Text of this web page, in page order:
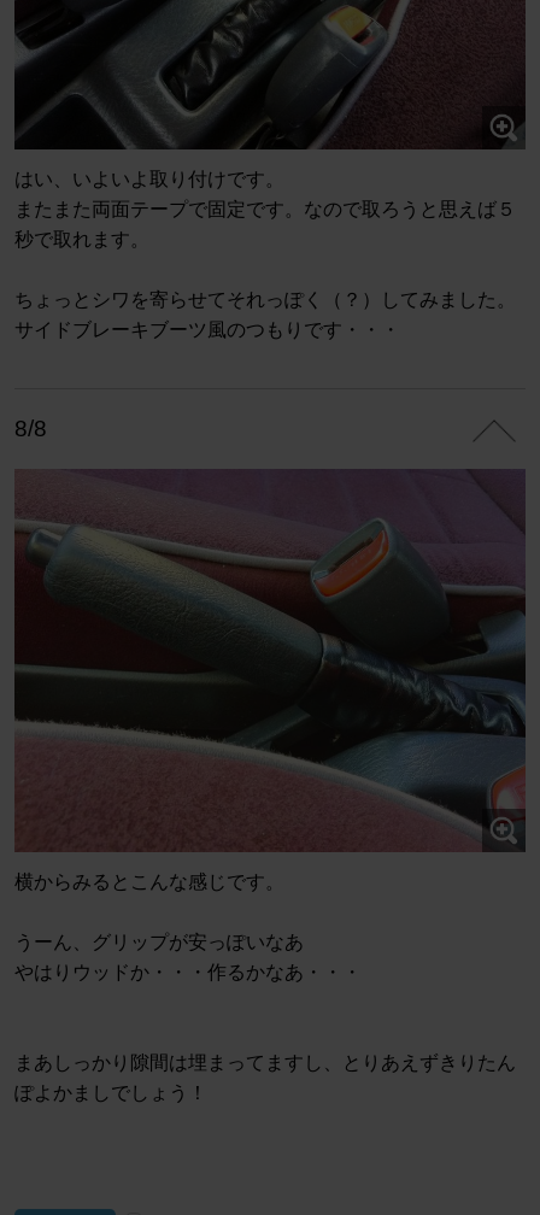
はい、いよいよ取り付けです。
またまた両面テープで固定です。なので取ろうと思えば５
秒で取れます。
ちょっとシワを寄らせてそれっぽく（？）してみました。
サイドブレーキブーツ風のつもりです・・・
8/8
横からみるとこんな感じです。
うーん、グリップが安っぽいなあ
やはりウッドか・・・作るかなあ・・・
まあしっかり隙間は埋まってますし、とりあえずきりたん
ぽよかましでしょう！